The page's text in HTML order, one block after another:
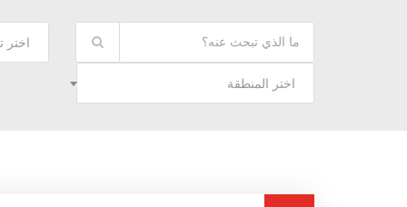
اختر
اختر المنطقة